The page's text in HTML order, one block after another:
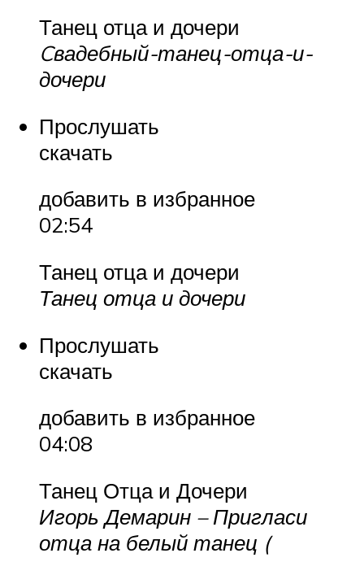
Танец отца и дочери
Cвадебный-танец-отца-и-
дочери
Прослушать
скачать
добавить в избранное
02:54
Танец отца и дочери
Танец отца и дочери
Прослушать
скачать
добавить в избранное
04:08
Танец Отца и Дочери
Игорь Демарин – Пригласи
отца на белый танец (